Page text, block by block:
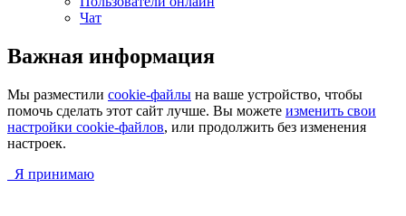
Чат
Важная информация
Мы разместили cookie-файлы на ваше устройство, чтобы
помочь сделать этот сайт лучше. Вы можете изменить свои
настройки cookie-файлов, или продолжить без изменения
настроек.
Я принимаю